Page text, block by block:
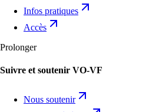
Infos pratiques
Accès
Prolonger
Suivre et soutenir VO-VF
Nous soutenir